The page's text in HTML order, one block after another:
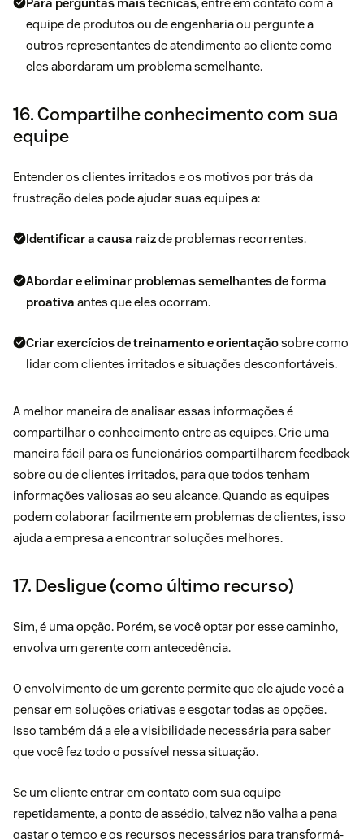
equipe de produtos ou de engenharia ou pergunte a
outros representantes de atendimento ao cliente como
eles abordaram um problema semelhante.
16. Compartilhe conhecimento com sua
equipe
Entender os clientes irritados e os motivos por trás da
frustração deles pode ajudar suas equipes a:
Identificar a causa raizde problemas recorrentes.
Abordar e eliminar problemas semelhantes de forma
proativa antes que eles ocorram.
Criar exercícios de treinamento e orientaçãosobre como
lidar com clientes irritados e situações desconfortáveis.
A melhor maneira de analisar essas informações é
compartilhar o conhecimento entre as equipes. Crie uma
maneira fácil para os funcionários compartilharem feedback
sobre ou de clientes irritados, para que todos tenham
informações valiosas ao seu alcance. Quando as equipes
podem colaborar facilmente em problemas de clientes, isso
ajuda a empresa a encontrar soluções melhores.
17. Desligue (como último recurso)
Sim, é uma opção. Porém, se você optar por esse caminho,
envolva um gerente com antecedência.
O envolvimento de um gerente permite que ele ajude você a
pensar em soluções criativas e esgotar todas as opções.
Isso também dá a ele a visibilidade necessária para saber
que você fez todo o possível nessa situação.
Se um cliente entrar em contato com sua equipe
repetidamente, a ponto de assédio, talvez não valha a pena
gastar o tempo e os recursos necessários para transformá-